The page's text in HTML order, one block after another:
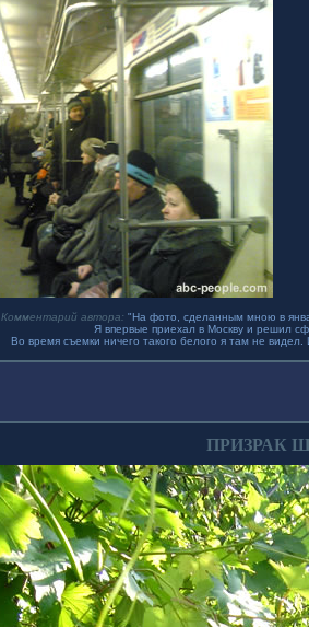
Комментарий автора: "На фото, сделанным мною в
Я впервые приехал в Москву и решил
Во время съемки ничего такого белого я там не
ПРИЗРАК